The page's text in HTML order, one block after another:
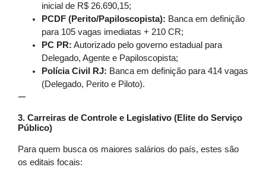
inicial de R$ 26.690,15;
PCDF (Perito/Papiloscopista): Banca em definição
para 105 vagas imediatas + 210 CR;
PC PR: Autorizado pelo governo estadual para
Delegado, Agente e Papiloscopista;
Polícia Civil RJ: Banca em definição para 414 vagas
(Delegado, Perito e Piloto).
—
3. Carreiras de Controle e Legislativo (Elite do Serviço
Público)
Para quem busca os maiores salários do país, estes são
os editais focais: